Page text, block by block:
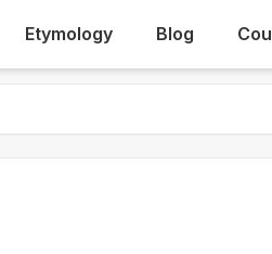
Etymology Blog